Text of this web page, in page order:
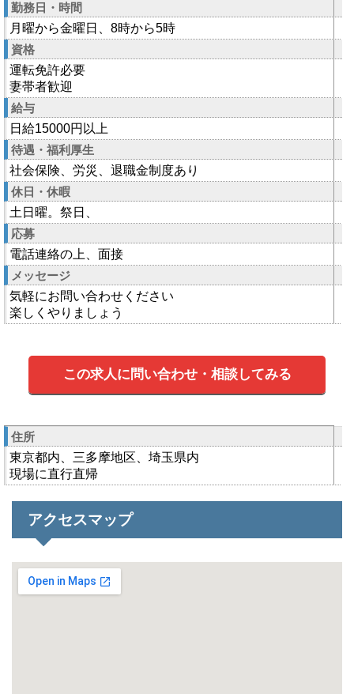
勤務日・時間
月曜から金曜日、8時から5時
資格
運転免許必要
妻帯者歓迎
給与
日給15000円以上
待遇・福利厚生
社会保険、労災、退職金制度あり
休日・休暇
土日曜。祭日、
応募
電話連絡の上、面接
メッセージ
気軽にお問い合わせください
楽しくやりましょう
この求人に問い合わせ・相談してみる
住所
東京都内、三多摩地区、埼玉県内
現場に直行直帰
アクセスマップ